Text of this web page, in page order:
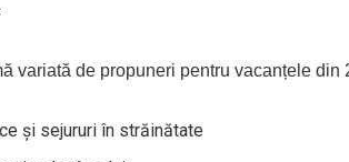
variată de propuneri pentru vacanțele din
și sejururi în străinătate